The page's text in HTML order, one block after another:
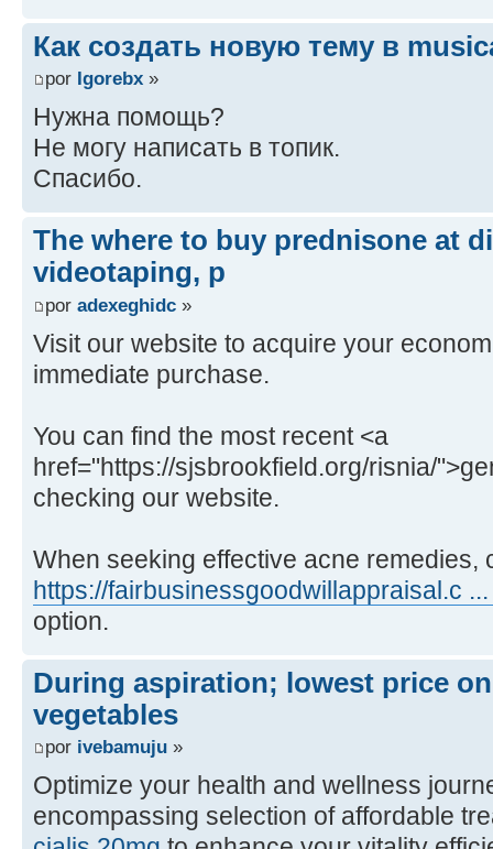
Как создать новую тему в
por Igorebx »
Нужна помощь?
Не могу написать в топик.
Спасибо.
The where to buy prednisone at
videotaping, p
por adexeghidc »
Visit our website to acquire your
immediate purchase.
You can find the most recent <a
href="https://sjsbrookfield.org/risnia/
checking our website.
When seeking effective acne remedies,
https://fairbusinessgoodwillappraisal.c
option.
During aspiration; lowest price
vegetables
por ivebamuju »
Optimize your health and wellness
encompassing selection of affordable